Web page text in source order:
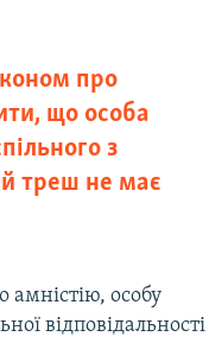
про
що особа
з
треш не має
амністію, особу
відповідальності